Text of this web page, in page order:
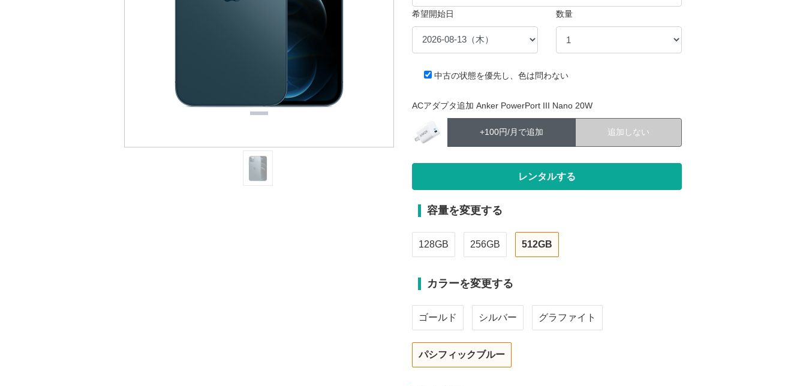
希望開始日 数量
中古の状態を優先し、色は問わない
ACアダプタ追加 Anker PowerPort III Nano 20W
+100円/月で追加 追加しない
容量を変更する
128GB 256GB 512GB
カラーを変更する
ゴールド シルバー グラファイト
パシフィックブルー